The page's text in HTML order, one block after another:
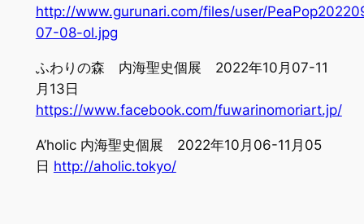
http://www.gurunari.com/files/user/
07-08-ol.jpg
ふわりの森 内海聖史個展 2022年10月07-11
月13日
https://www.facebook.com/fuwarinomoriart.jp/
A’holic 内海聖史個展 2022年10月06-11月05
日 http://aholic.tokyo/